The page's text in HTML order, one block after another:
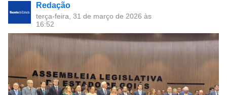
Redação
terça-feira, 31 de março de 2026 às
16:52